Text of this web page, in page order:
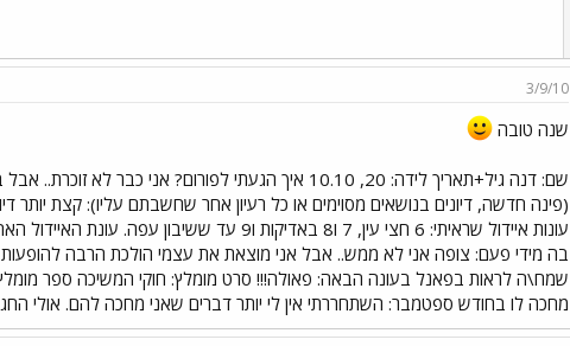
3/9/10
שנה טובה
(פינה חדשה, דיונים בנושאים מסוימים או כל רעיון אחר שחשבתם עליו): קצת
בה מידי פעם: צופה אני לא ממש.. אבל אני מוצאת את עצמי הולכת הרבה להופעות
שמח\ה לראות בפאנל בעונה הבאה: פאולה!!! סרט מומלץ: חוקי המשיכה ספר
מחכה לו בחודש ספטמבר: השתחררתי אין לי יותר דברים שאני מחכה להם. אולי